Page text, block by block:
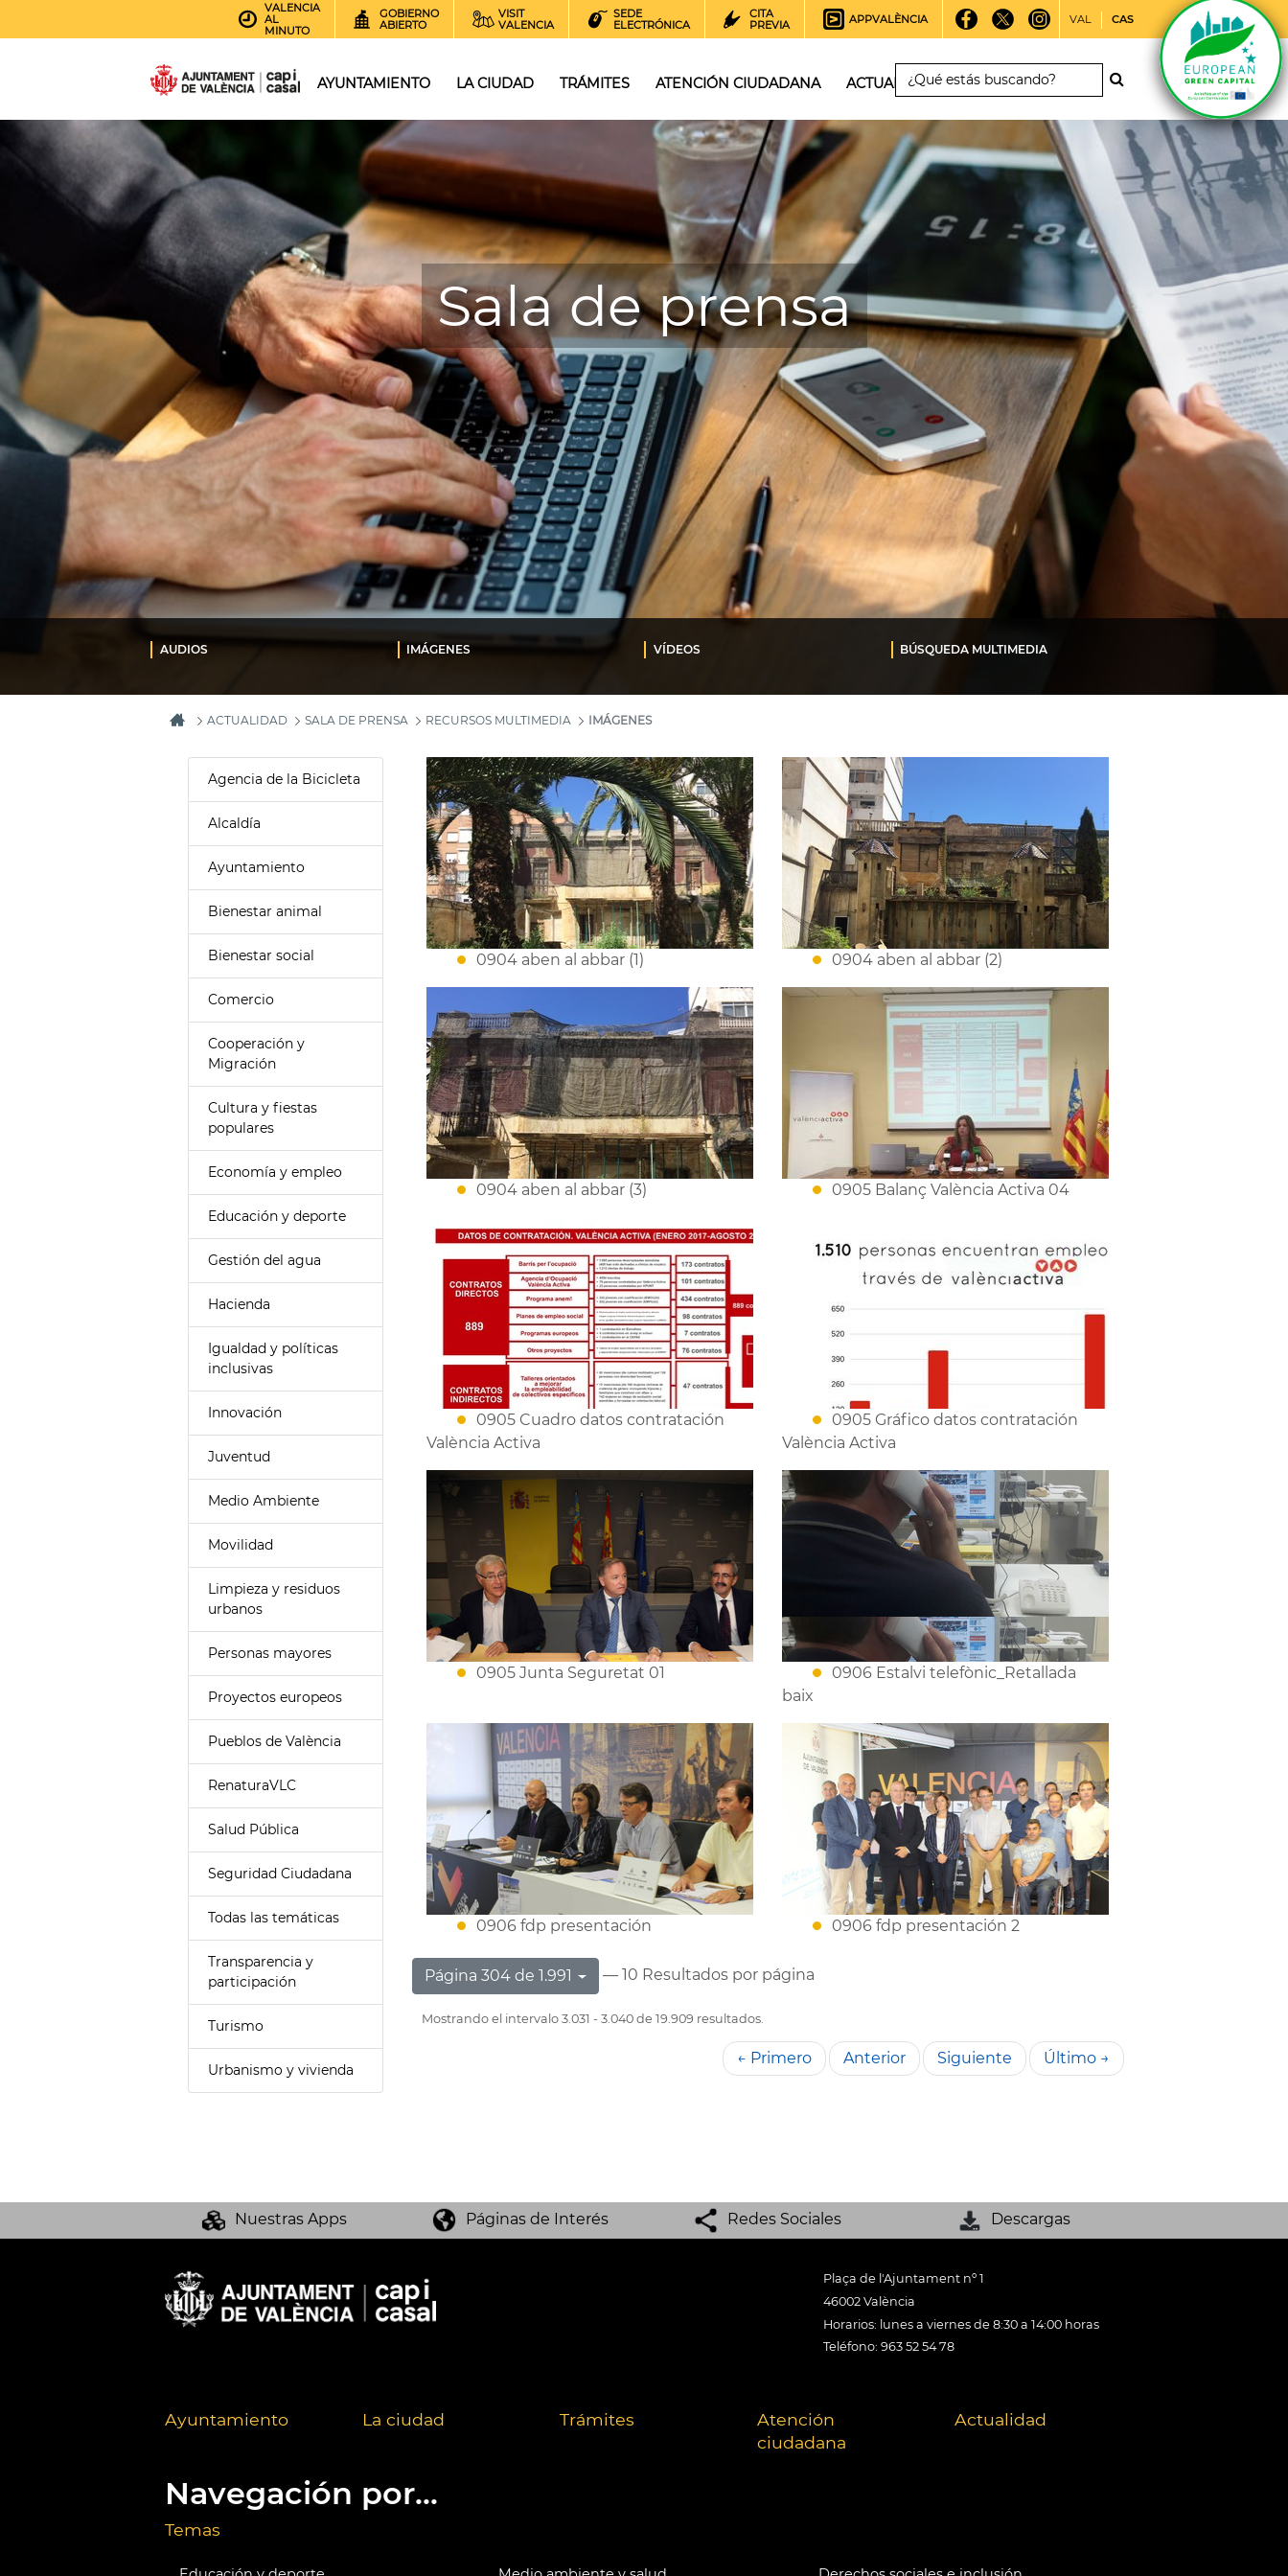
VALENCIA
AL
MINUTO
GOBIERNO
ABIERTO
VISIT
VALENCIA
SEDE
ELECTRÓNICA
CITA
PREVIA
APPVALÈNCIA VAL CAS
AYUNTAMIENTO LA CIUDAD TRÁMITES ATENCIÓN CIUDADANA ACTUALIDAD
Sala de prensa
AUDIOS IMÁGENES VÍDEOS BÚSQUEDA MULTIMEDIA
ACTUALIDAD SALA DE PRENSA RECURSOS MULTIMEDIA IMÁGENES
Agencia de la Bicicleta
Alcaldía
Ayuntamiento
Bienestar animal
Bienestar social
Comercio
Cooperación y
Migración
Cultura y fiestas
populares
Economía y empleo
Educación y deporte
Gestión del agua
Hacienda
Igualdad y políticas
inclusivas
Innovación
Juventud
Medio Ambiente
Movilidad
Limpieza y residuos
urbanos
Personas mayores
Proyectos europeos
Pueblos de València
RenaturaVLC
Salud Pública
Seguridad Ciudadana
Todas las temáticas
Transparencia y
participación
Turismo
Urbanismo y vivienda
0904 aben al abbar (1) 0904 aben al abbar (2)
0904 aben al abbar (3) 0905 Balanç València Activa 04
0905 Cuadro datos contratación
València Activa
0905 Gráfico datos contratación
València Activa
0905 Junta Seguretat 01
0906 Estalvi telefònic_Retallada
baix
0906 fdp presentación 0906 fdp presentación 2
Página 304 de 1.991 — 10 Resultados por página
Mostrando el intervalo 3.031 - 3.040 de 19.909 resultados.
← Primero Anterior Siguiente Último →
Nuestras Apps Páginas de Interés Redes Sociales Descargas
Plaça de l'Ajuntament nº 1
46002 València
Horarios: lunes a viernes de 8:30 a 14:00 horas
Teléfono: 963 52 54 78
Ayuntamiento La ciudad Trámites
Atención
ciudadana
Actualidad
Navegación por...
Temas